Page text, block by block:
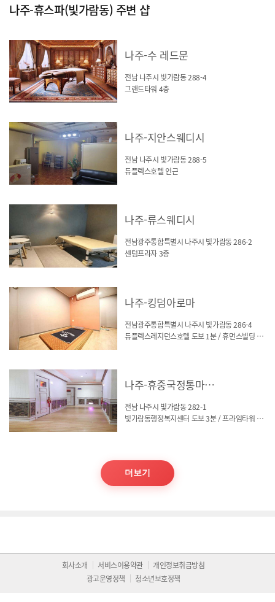
나주-휴스파(빛가람동) 주변 샵
나주-수 레드문
전남 나주시 빛가람동 288-4
그랜드타워 4층
나주-지안스웨디시
전남 나주시 빛가람동 288-5
듀플렉스호텔 인근
나주-류스웨디시
전남광주통합특별시 나주시 빛가람동 286-2
센텀프라자 3층
나주-킹덤아로마
전남광주통합특별시 나주시 빛가람동 286-4
듀플렉스레지던스호텔 도보 1분 / 휴먼스빌딩 건물 3층
나주-휴중국정통마사지
전남 나주시 빛가람동 282-1
빛가람동행정복지센터 도보 3분 / 프라임타워 4층
더보기
회사소개 서비스이용약관
개인정보취급방침
광고운영정책
청소년보호정책